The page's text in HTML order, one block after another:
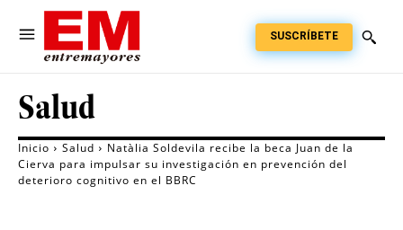
SUSCRÍBETE
Salud
Inicio Salud
Natàlia Soldevila recibe la beca Juan de la
Cierva para impulsar su investigación en prevención del
deterioro cognitivo en el BBRC